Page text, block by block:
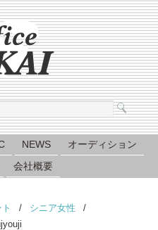
NEWS
オーディション
会社概要
/ シニア女性 /